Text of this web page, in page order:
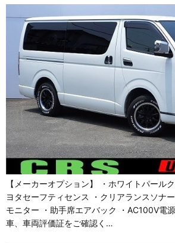
【メーカーオプション】 ・ホワイトパール
ヨタセーフティセンス ・クリアランスソナ
モニター ・助手席エアバック ・AC100V電
車、車両評価証をご確認く…